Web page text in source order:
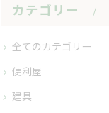
カテゴリー
全てのカテゴリー
便利屋
建具